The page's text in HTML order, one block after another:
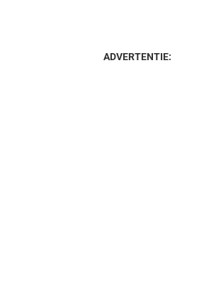
ADVERTENTIE: